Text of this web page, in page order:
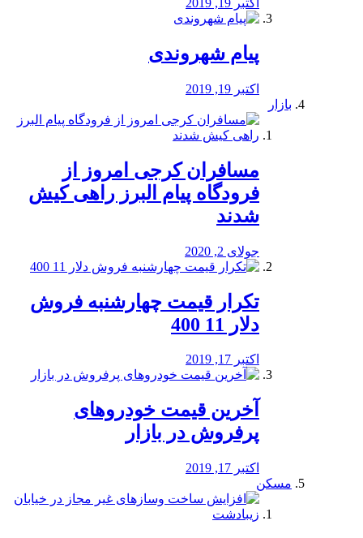
اکتبر 19, 2019
پیام شهروندی
اکتبر 19, 2019
بازار
مسافران کرجی امروز از
فرودگاه پیام البرز راهی کیش
شدند
جولای 2, 2020
تکرار قیمت چهارشنبه فروش
دلار 11 400
اکتبر 17, 2019
آخرین قیمت خودرو‌های
پرفروش در بازار
اکتبر 17, 2019
مسکن